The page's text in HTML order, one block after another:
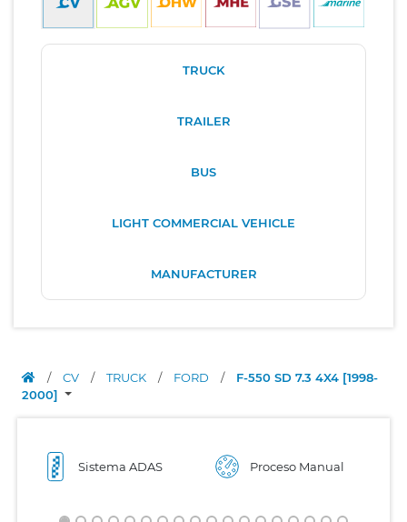
TRUCK
TRAILER
BUS
LIGHT COMMERCIAL VEHICLE
MANUFACTURER
/ CV / TRUCK / FORD /
F-550 SD 7.3 4X4 [1998-
2000]
Sistema ADAS Proceso Manual